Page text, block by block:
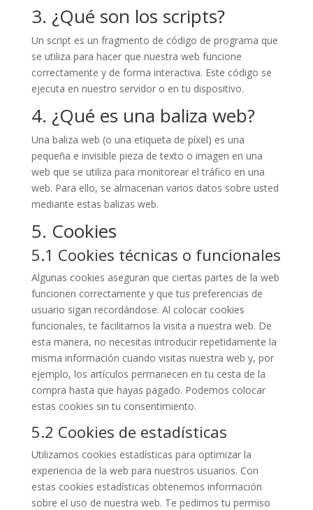
3. ¿Qué son los scripts?
Un script es un fragmento de código de programa que
se utiliza para hacer que nuestra web funcione
correctamente y de forma interactiva. Este código se
ejecuta en nuestro servidor o en tu dispositivo.
4. ¿Qué es una baliza web?
Una baliza web (o una etiqueta de píxel) es una
pequeña e invisible pieza de texto o imagen en una
web que se utiliza para monitorear el tráfico en una
web. Para ello, se almacenan varios datos sobre usted
mediante estas balizas web.
5. Cookies
5.1 Cookies técnicas o funcionales
Algunas cookies aseguran que ciertas partes de la web
funcionen correctamente y que tus preferencias de
usuario sigan recordándose. Al colocar cookies
funcionales, te facilitamos la visita a nuestra web. De
esta manera, no necesitas introducir repetidamente la
misma información cuando visitas nuestra web y, por
ejemplo, los artículos permanecen en tu cesta de la
compra hasta que hayas pagado. Podemos colocar
estas cookies sin tu consentimiento.
5.2 Cookies de estadísticas
Utilizamos cookies estadísticas para optimizar la
experiencia de la web para nuestros usuarios. Con
estas cookies estadísticas obtenemos información
sobre el uso de nuestra web. Te pedimos tu permiso